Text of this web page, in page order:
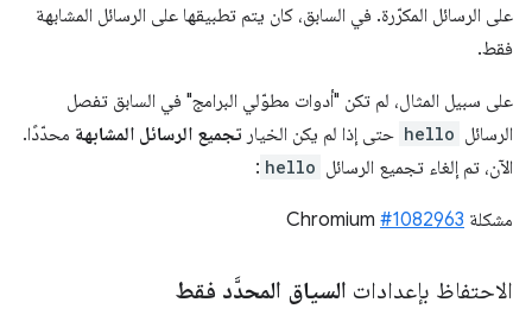
على الرسائل المكرّرة. في السابق، كان يتم تطبيقها على الرسائل المشابهة
فقط.
على سبيل المثال، لم تكن "أدوات مطوّلي البرامج" في السابق تفصل
الرسائل hello حتى إذا لم يكن الخيار تجميع الرسائل المشابهة محدّدًا.
الآن، تم إلغاء تجميع الرسائل hello
:
مشكلة Chromium #1082963
الاحتفاظ بإعدادات السياق المحدَّد فقط